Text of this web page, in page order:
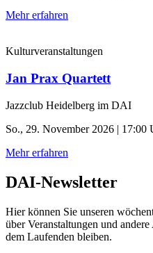
Mehr erfahren
Kulturveranstaltungen
Jan Prax Quartett
Jazzclub Heidelberg im DAI
So., 29. November 2026 | 17:00
Mehr erfahren
DAI-Newsletter
Hier können Sie unseren
über Veranstaltungen und
dem Laufenden bleiben.